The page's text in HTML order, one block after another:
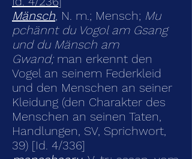
Mänsch, N. m.; Mensch; Mu
pchännt du Vogol am Gsang
und du Mänsch am
Gwand;man erkennt den
Vogel an seinem Federkleid
und den Menschen an seiner
Kleidung (den Charakter des
Menschen an seinen Taten,
Handlungen, SV, Sprichwort,
39) [Id. 4/336]